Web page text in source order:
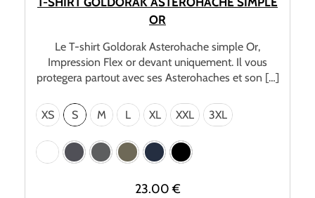
OR
Le T-shirt Goldorak Asterohache simple Or,
Impression Flex or devant uniquement. Il vous
protegera partout avec ses Asterohaches et son […]
XS S M L XL XXL 3XL
23.00€